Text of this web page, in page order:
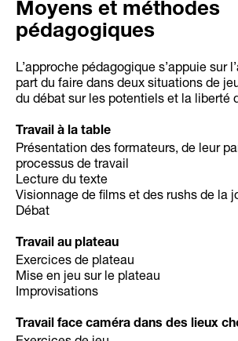
Moyens et méthodes
pédagogiques
L’approche pédagogique s’appuie sur
part du faire dans deux situations de
du débat sur les potentiels et la liberté
Travail à la table
Présentation des formateurs, de leur
processus de travail
Lecture du texte
Visionnage de films et des rushs de la
Débat
Travail au plateau
Exercices de plateau
Mise en jeu sur le plateau
Improvisations
Travail face caméra dans des lieux